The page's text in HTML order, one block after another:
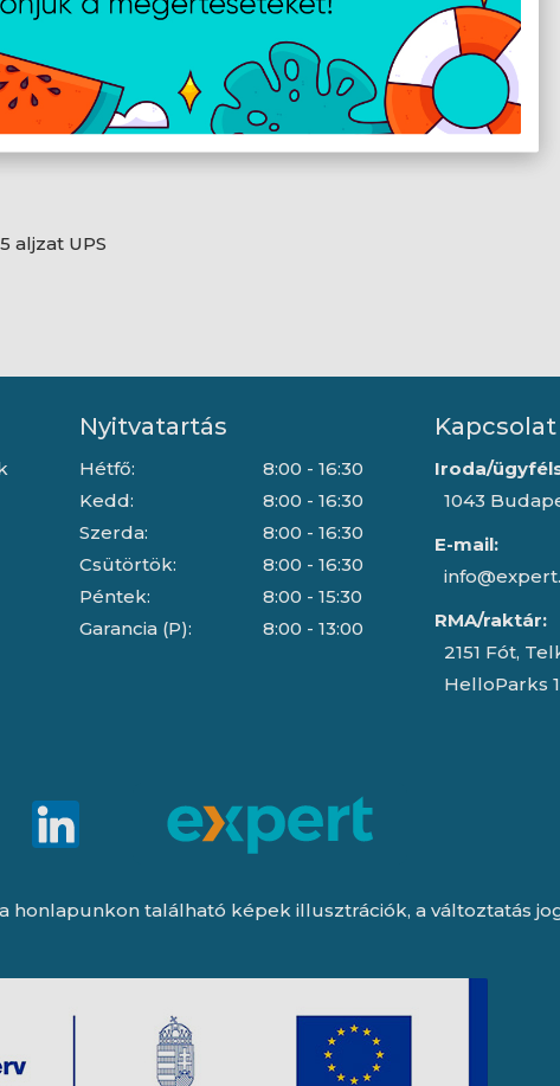
aljzat UPS
Nyitvatartás
Hétfő:
Kedd:
Szerda:
Csütörtök:
Péntek:
Garancia (P):
8:00 - 16:30
8:00 - 16:30
8:00 - 16:30
8:00 - 16:30
8:00 - 15:30
8:00 - 13:00
Kapcsolat
Iroda/
1043
E-mail:
RMA/raktár:
2151 Fót,
HelloParks
honlapunkon található képek illusztrációk, a változtatás